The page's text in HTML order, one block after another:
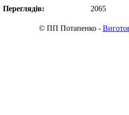
Переглядів:
2065
© ПП Потапенко -